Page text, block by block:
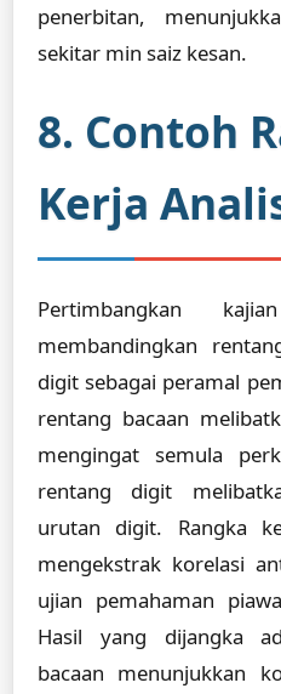
penerbitan,
sekitar min saiz kesan.
8. Contoh
Kerja
Pertimbangkan
membandingkan
digit sebagai peramal
rentang bacaan
mengingat semula
rentang digit
urutan digit. Rangka
mengekstrak korelasi
ujian pemahaman
Hasil yang dijangka
bacaan menunjukkan